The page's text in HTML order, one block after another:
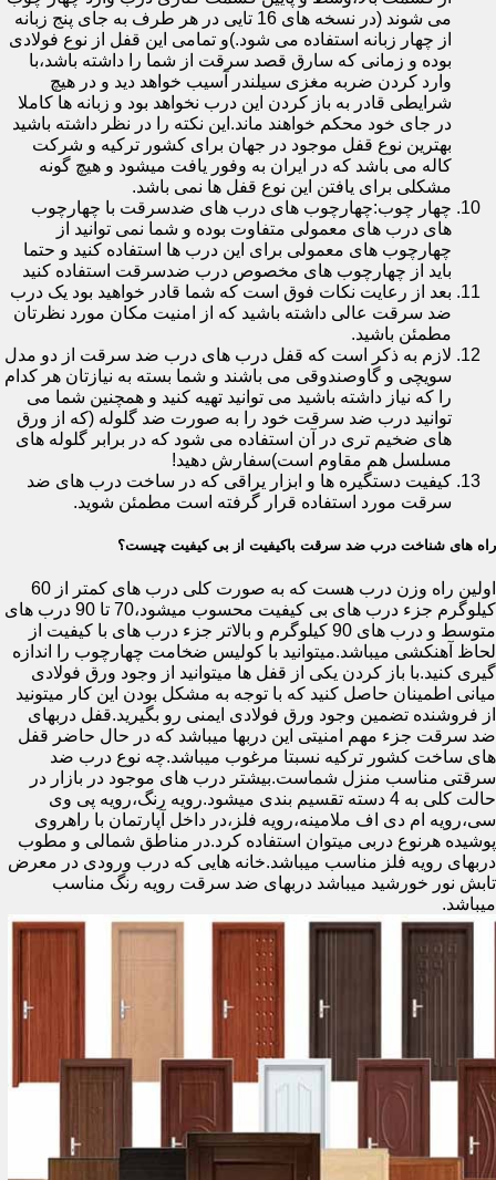
می شوند (در نسخه های 16 تایی در هر طرف به جای پنج زبانه
از چهار زبانه استفاده می شود.)و تمامی این قفل از نوع فولادی
بوده و زمانی که سارق قصد سرقت از شما را داشته باشد،با
وارد کردن ضربه مغزی سیلندر آسیب خواهد دید و در هیچ
شرایطی قادر به باز کردن این درب نخواهد بود و زبانه ها کاملا
در جای خود محکم خواهند ماند.این نکته را در نظر داشته باشید
بهترین نوع قفل موجود در جهان برای کشور ترکیه و شرکت
کاله می باشد که در ایران به وفور یافت میشود و هیچ گونه
مشکلی برای یافتن این نوع قفل ها نمی باشد.
چهار چوب:چهارچوب های درب های ضدسرقت با چهارچوب
های درب های معمولی متفاوت بوده و شما نمی توانید از
چهارچوب های معمولی برای این درب ها استفاده کنید و حتما
باید از چهارچوب های مخصوص درب ضدسرقت استفاده کنید
بعد از رعایت نکات فوق است که شما قادر خواهید بود یک درب
ضد سرقت عالی داشته باشید که از امنیت مکان مورد نظرتان
مطمئن باشید.
لازم به ذکر است که قفل درب های درب ضد سرقت از دو مدل
سویچی و گاوصندوقی می باشند و شما بسته به نیازتان هر کدام
را که نیاز داشته باشید می توانید تهیه کنید و همچنین شما می
توانید درب ضد سرقت خود را به صورت ضد گلوله (که از ورق
های ضخیم تری در آن استفاده می شود که در برابر گلوله های
مسلسل هم مقاوم است)سفارش دهید!
کیفیت دستگیره ها و ابزار یراقی که در ساخت درب های ضد
سرقت مورد استفاده قرار گرفته است مطمئن شوید.
راه های شناخت درب ضد سرقت باکیفیت از بی کیفیت چیست؟
اولین راه وزن درب هست که به صورت کلی درب های کمتر از 60
کیلوگرم جزء درب های بی کیفیت محسوب میشود،70 تا 90 درب های
متوسط و درب های 90 کیلوگرم و بالاتر جزء درب های با کیفیت از
لحاظ آهنکشی میباشد.میتوانید با کولیس ضخامت چهارچوب را اندازه
گیری کنید.با باز کردن یکی از قفل ها میتوانید از وجود ورق فولادی
میانی اطمینان حاصل کنید که با توجه به مشکل بودن این کار میتونید
از فروشنده تضمین وجود ورق فولادی ایمنی رو بگیرید.قفل دربهای
ضد سرقت جزء مهم امنیتی این دربها میباشد که در حال حاضر قفل
های ساخت کشور ترکیه نسبتا مرغوب میباشد.چه نوع درب ضد
سرقتی مناسب منزل شماست.بیشتر درب های موجود در بازار در
حالت کلی به 4 دسته تقسیم بندی میشود.رویه رنگ،رویه پی وی
سی،رویه ام دی اف ملامینه،رویه فلز،در داخل آپارتمان با راهروی
پوشیده هرنوع دربی میتوان استفاده کرد.در مناطق شمالی و مطوب
دربهای رویه فلز مناسب میباشد.خانه هایی که درب ورودی در معرض
تابش نور خورشید میباشد دربهای ضد سرقت رویه رنگ مناسب
میباشد.